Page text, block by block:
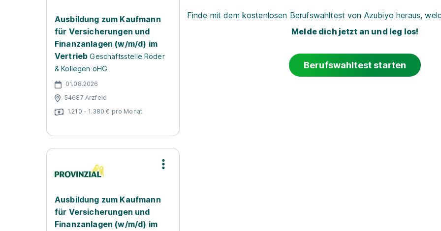
Ausbildung zum Kaufmann
für Versicherungen und
Finanzanlagen (w/m/d) im
Vertrieb Geschäftsstelle Röder
& Kollegen oHG
01.08.2026
54687 Arzfeld
1.210 - 1.380 € pro Monat
Ausbildung zum Kaufmann
für Versicherungen und
Finanzanlagen (w/m/d) im
Finde mit dem kostenlosen Berufswahltest von Azubiyo heraus,
Melde dich jetzt an und leg los!
Berufswahltest starten